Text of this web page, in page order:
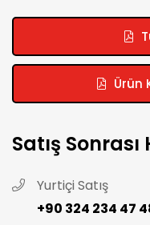
Ürün
Satış
Yurtiçi Satış
+90 324 234 47